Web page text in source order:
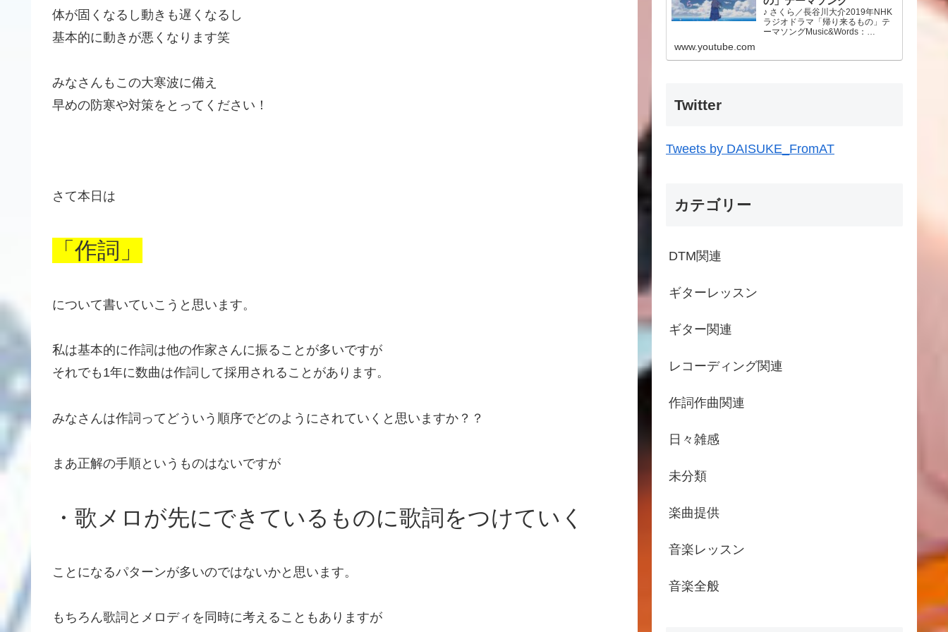
体が固くなるし動きも遅くなるし
基本的に動きが悪くなります笑
みなさんもこの大寒波に備え
早めの防寒や対策をとってください！
さて本日は
「作詞」
について書いていこうと思います。
私は基本的に作詞は他の作家さんに振ることが多いですが
それでも1年に数曲は作詞して採用されることがあります。
みなさんは作詞ってどういう順序でどのようにされていくと思いますか？？
まあ正解の手順というものはないですが
・歌メロが先にできているものに歌詞をつけていく
ことになるパターンが多いのではないかと思います。
もちろん歌詞とメロディを同時に考えることもありますが
♪ さくら／長谷川大介2019年NHK
ラジオドラマ「帰り来るもの」テ
ーマソングMusic&Words：
あの時のことを忘れず今できるこ
www.youtube.com
Twitter
Tweets by DAISUKE_FromAT
カテゴリー
DTM関連
ギターレッスン
ギター関連
レコーディング関連
作詞作曲関連
日々雑感
未分類
楽曲提供
音楽レッスン
音楽全般